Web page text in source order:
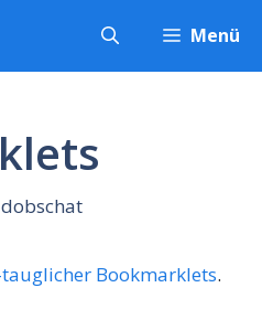
Menü
dobschat
Bookmarklets.